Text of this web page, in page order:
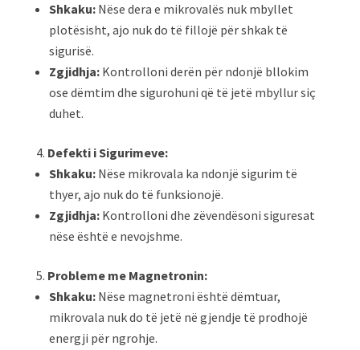
Shkaku:Nëse dera e mikrovalës nuk mbyllet
plotësisht, ajo nuk do të fillojë për shkak të
sigurisë.
Zgjidhja:Kontrolloni derën për ndonjë bllokim
ose dëmtim dhe sigurohuni që të jetë mbyllur siç
duhet.
Defekti i Sigurimeve:
Shkaku:Nëse mikrovala ka ndonjë sigurim të
thyer, ajo nuk do të funksionojë.
Zgjidhja:Kontrolloni dhe zëvendësoni siguresat
nëse është e nevojshme.
Probleme me Magnetronin:
Shkaku:Nëse magnetroni është dëmtuar,
mikrovala nuk do të jetë në gjendje të prodhojë
energji për ngrohje.